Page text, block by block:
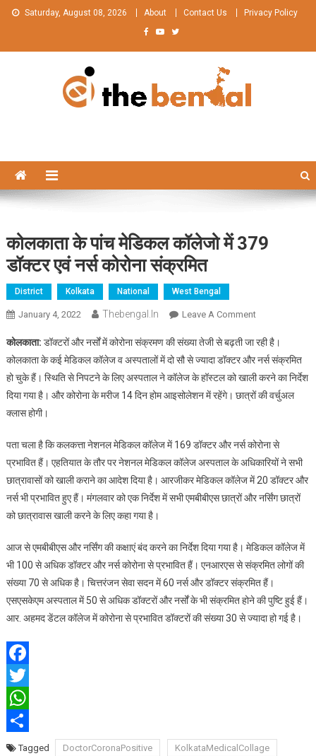
Skip
Saturday, August 08, 2026 About Contact Us Privacy Policy
कोलकाता के पांच मेडिकल कॉलेजो में 379
डॉक्टर एवं नर्स कोरोना संक्रमित
District Kolkata National West Bengal
January 4, 2022 Thebengal.in Leave A CommentOn
के
पांच
मेडिकल
कॉलेजो
डॉक्टर
एवं
नर्स
कोरोना
कोलकाता: डॉक्टरों और नर्सों में कोरोना संक्रमण की संख्या तेजी से बढ़ती जा रही है।
कोलकाता के कई मेडिकल कॉलेज व अस्पतालों में दो सौ से ज्यादा डॉक्टर और नर्स संक्रमित
हो चुके हैं। स्थिति से निपटने के लिए अस्पताल ने कॉलेज के हॉस्टल को खाली करने का निर्देश
दिया गया है। और कोरोना के मरीज 14 दिन होम आइसोलेशन में रहेंगे। छात्रों की वर्चुअल
क्लास होगी।
पता चला है कि कलकत्ता नेशनल मेडिकल कॉलेज में 169 डॉक्टर और नर्स कोरोना से
प्रभावित हैं। एहतियात के तौर पर नेशनल मेडिकल कॉलेज अस्पताल के अधिकारियों ने सभी
छात्रावासों को खाली कराने का आदेश दिया है। आरजीकर मेडिकल कॉलेज में 20 डॉक्टर और
नर्स भी प्रभावित हुए हैं। मंगलवार को एक निर्देश में सभी एमबीबीएस छात्रों और नर्सिंग छात्रों
को छात्रावास खाली करने के लिए कहा गया है।
आज से एमबीबीएस और नर्सिंग की कक्षाएं बंद करने का निर्देश दिया गया है। मेडिकल कॉलेज में
भी 100 से अधिक डॉक्टर और नर्स कोरोना से प्रभावित हैं। एनआरएस से संक्रमित लोगों की
संख्या 70 से अधिक है। चित्तरंजन सेवा सदन में 60 नर्स और डॉक्टर संक्रमित हैं।
एसएसकेएम अस्पताल में 50 से अधिक डॉक्टरों और नर्सों के भी संक्रमित होने की पुष्टि हुई हैं।
आर. अहमद डेंटल कॉलेज में कोरोना से प्रभावित डॉक्टरों की संख्या 30 से ज्यादा हो गई है।
Facebook
Twitter
WhatsApp
ShareTagged DoctorCoronaPositive
KolkataMedicalCollage